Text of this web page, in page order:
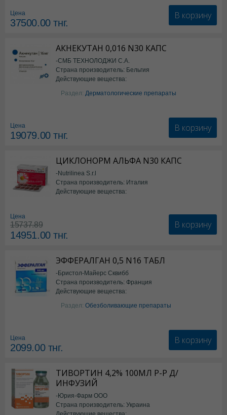
Цена
37500.00тнг.
В корзину
АКНЕКУТАН 0,016 N30 КАПС
-СМБ ТЕХНОЛОДЖИ С.А.
Страна производитель: Бельгия
Действующие вещества:
Изотретиноин
Раздел: Дерматологические препараты
Цена
19079.00тнг.
В корзину
ЦИКЛОНОРМ АЛЬФА N30 КАПС
-Nutrilinea S.r.l
Страна производитель: Италия
Действующие вещества:
Цена
15737.89
14951.00тнг.
В корзину
ЭФФЕРАЛГАН 0,5 N16 ТАБЛ
-Бристол-Майерс Сквибб
Страна производитель: Франция
Действующие вещества:
Парацетамол
Раздел: Обезболивающие препараты
Цена
2099.00тнг.
В корзину
ТИВОРТИН 4,2% 100МЛ Р-Р Д/
ИНФУЗИЙ
-Юрия-Фарм ООО
Страна производитель: Украина